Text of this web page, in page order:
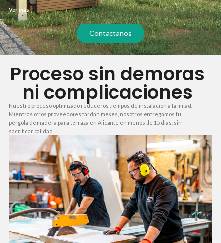
disfrutar del exterior sin renunciar al confort. Con una instalación profesional,
transformas tu terraza en un espacio fresco y protegido del sol durante todo el
año.
Ver más
Contactanos
Proceso sin demoras
ni complicaciones
Nuestro proceso optimizado reduce los tiempos de instalación a la mitad.
Mientras otros proveedores tardan meses, nosotros entregamos tu
pérgola de madera para terraza en Alicante en menos de 15 días, sin
sacrificar calidad.